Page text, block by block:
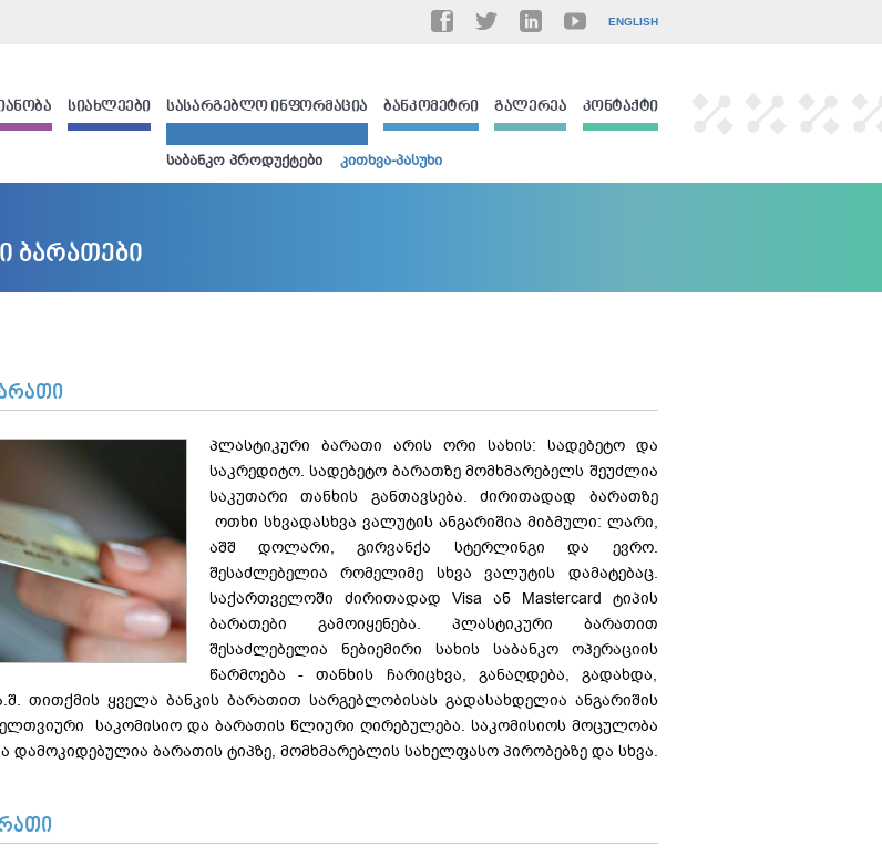
ENGLISH
ᲡᲘᲐᲮᲚᲔᲔᲑᲘ ᲡᲐᲡᲐᲠᲒᲔᲑᲚᲝ ᲘᲜᲤᲝᲠᲛᲐᲪᲘᲐ
საბანკო პროდუქტები კითხვა-პასუხი
ᲑᲐᲜᲙᲝᲛᲔᲢᲠᲘ ᲒᲐᲚᲔᲠᲔᲐ ᲙᲝᲜᲢᲐᲥᲢᲘ
ბარათები
პლასტიკური ბარათი არის ორი სახის: სადებეტო და
საკრედიტო. სადებეტო ბარათზე მომხმარებელს შეუძლია
საკუთარი თანხის განთავსება. ძირითადად ბარათზე
ოთხი სხვადასხვა ვალუტის ანგარიშია მიბმული: ლარი,
აშშ დოლარი, გირვანქა სტერლინგი და ევრო.
შესაძლებელია რომელიმე სხვა ვალუტის დამატებაც.
საქართველოში ძირითადად Visa ან Mastercard ტიპის
ბარათები გამოიყენება. პლასტიკური ბარათით
შესაძლებელია ნებიემირი სახის საბანკო ოპერაციის
წარმოება - თანხის ჩარიცხვა, განაღდება, გადახდა,
თითქმის ყველა ბანკის ბარათით სარგებლობისას გადასახდელია ანგარიშის
საკომისიო და ბარათის წლიური ღირებულება. საკომისიოს მოცულობა
დამოკიდებულია ბარათის ტიპზე, მომხმარებლის სახელფასო პირობებზე და სხვა.